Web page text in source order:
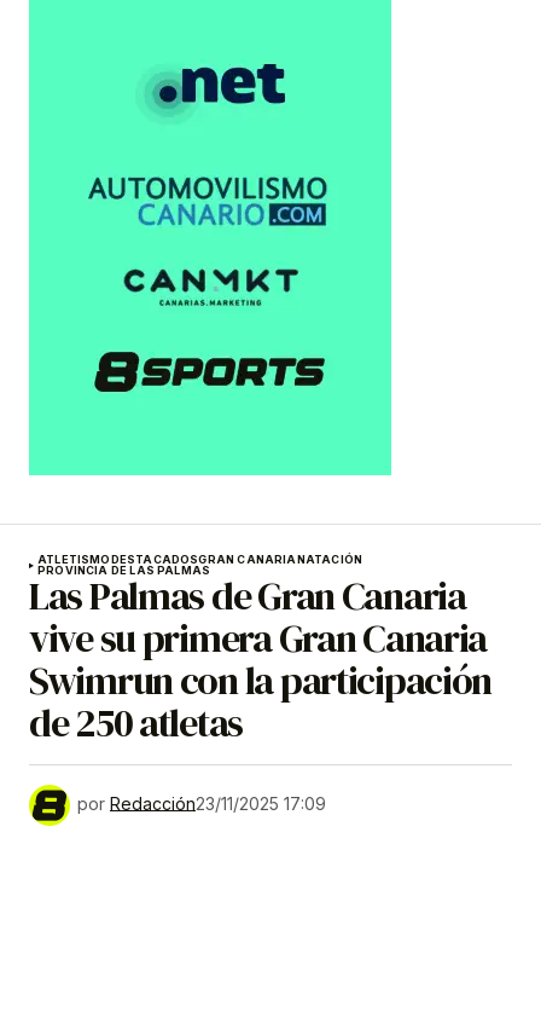
ATLETISMODESTACADOSGRAN CANARIANATACIÓN
PROVINCIA DE LAS PALMAS
Las Palmas de Gran Canaria
vive su primera Gran Canaria
Swimrun con la participación
de 250 atletas
por Redacción23/11/2025 17:09